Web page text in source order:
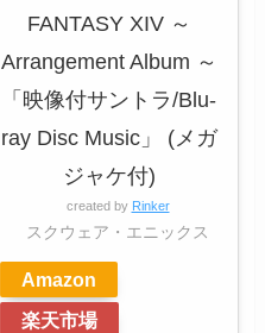
FANTASY XIV ～
Arrangement Album ～
「映像付サントラ/Blu-
ray Disc Music」 (メガ
ジャケ付)
created by Rinker
スクウェア・エニックス
Amazon
楽天市場